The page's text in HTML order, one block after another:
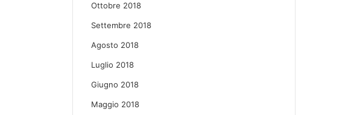
Ottobre 2018
Settembre 2018
Agosto 2018
Luglio 2018
Giugno 2018
Maggio 2018